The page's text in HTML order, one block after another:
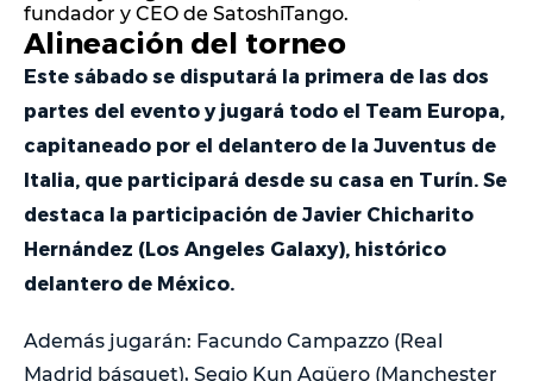
fundador y CEO de SatoshiTango.
Alineación del torneo
Este sábado se disputará la primera de las dos
partes del evento y jugará todo el Team Europa,
capitaneado por el delantero de la Juventus de
Italia, que participará desde su casa en Turín. Se
destaca la participación de Javier Chicharito
Hernández (Los Angeles Galaxy), histórico
delantero de México.
Además jugarán: Facundo Campazzo (Real
Madrid básquet), Segio Kun Agüero (Manchester